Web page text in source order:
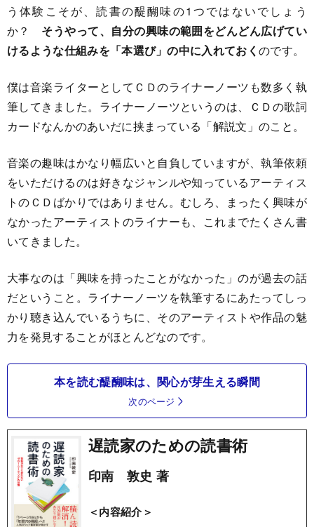
う体験こそが、読書の醍醐味の1つではないでしょう
か？ そうやって、自分の興味の範囲をどんどん広げてい
けるような仕組みを「本選び」の中に入れておくのです。
僕は音楽ライターとしてＣＤのライナーノーツも数多く執
筆してきました。ライナーノーツというのは、ＣＤの歌詞
カードなんかのあいだに挟まっている「解説文」のこと。
音楽の趣味はかなり幅広いと自負していますが、執筆依頼
をいただけるのは好きなジャンルや知っているアーティス
トのＣＤばかりではありません。むしろ、まったく興味が
なかったアーティストのライナーも、これまでたくさん書
いてきました。
大事なのは「興味を持ったことがなかった」のが過去の話
だということ。ライナーノーツを執筆するにあたってしっ
かり聴き込んでいるうちに、そのアーティストや作品の魅
力を発見することがほとんどなのです。
本を読む醍醐味は、関心が芽生える瞬間
次のページ
遅読家のための読書術
印南 敦史 著
＜内容紹介＞